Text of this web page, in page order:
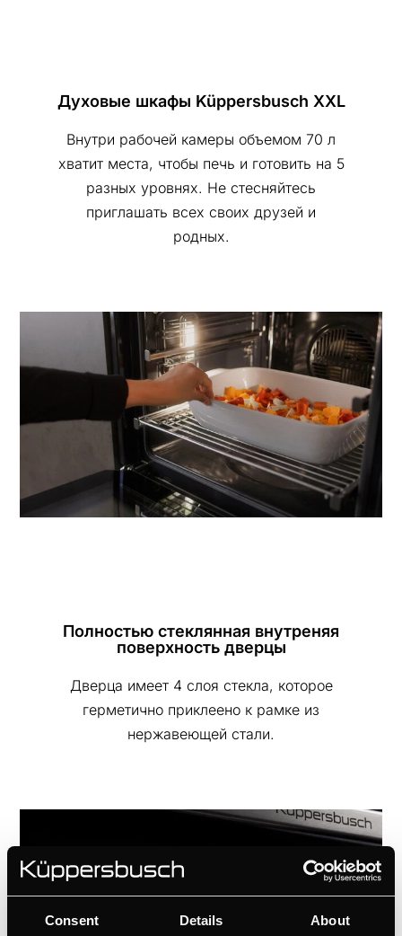
Consent Details About
Духовые шкафы Küppersbusch XXL
Внутри рабочей камеры объемом 70 л
хватит места, чтобы печь и готовить на 5
разных уровнях. Не стесняйтесь
приглашать всех своих друзей и
родных.
Полностью стеклянная внутреняя
поверхность дверцы
Дверца имеет 4 слоя стекла, которое
герметично приклеено к рамке из
нержавеющей стали.